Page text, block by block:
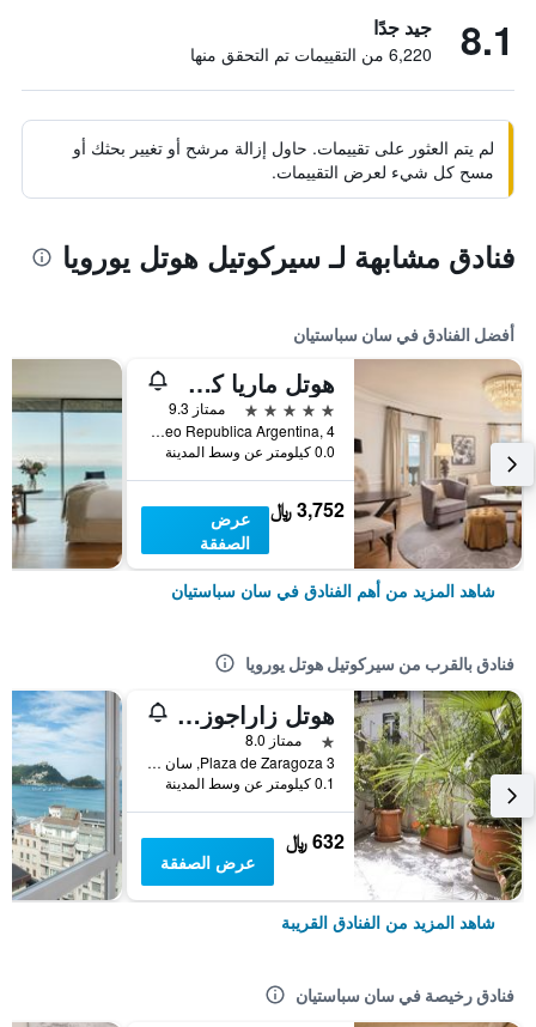
8.1 جيد جدًا
6,220 من التقييمات تم التحقق منها
لم يتم العثور على تقييمات. حاول إزالة مرشح أو تغيير بحثك أو
مسح كل شيء لعرض التقييمات.
فنادق مشابهة لـ سيركوتيل هوتل يورويا
أفضل الفنادق في سان سباستيان
هوتل ماريا كريستينا، إيه لاكشري كوليكشن هوتل
5 نجوم
ممتاز 9.3
Paseo Republica Argentina, 4, سان سباستيان, مقاطعة غيبوثكـوا, أسبانيا
0.0 كيلومتر عن وسط المدينة
3,752 ﷼
عرض
الصفقة
شاهد المزيد من أهم الفنادق في سان سباستيان
فنادق بالقرب من سيركوتيل هوتل يورويا
هوتل زاراجوزا بلازا
نجمة واحدة
ممتاز 8.0
Plaza de Zaragoza 3, سان سباستيان, مقاطعة غيبوثكـوا, أسبانيا
0.1 كيلومتر عن وسط المدينة
632 ﷼
عرض الصفقة
شاهد المزيد من الفنادق القريبة
فنادق رخيصة في سان سباستيان